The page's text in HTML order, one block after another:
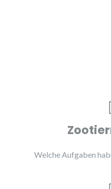
Welche Aufgaben